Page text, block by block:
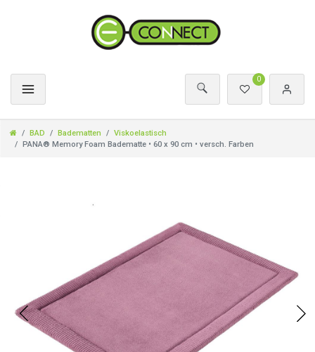
0
BAD Badematten
Viskoelastisch
PANA® Memory Foam Badematte • 60 x 90 cm • versch. Farben